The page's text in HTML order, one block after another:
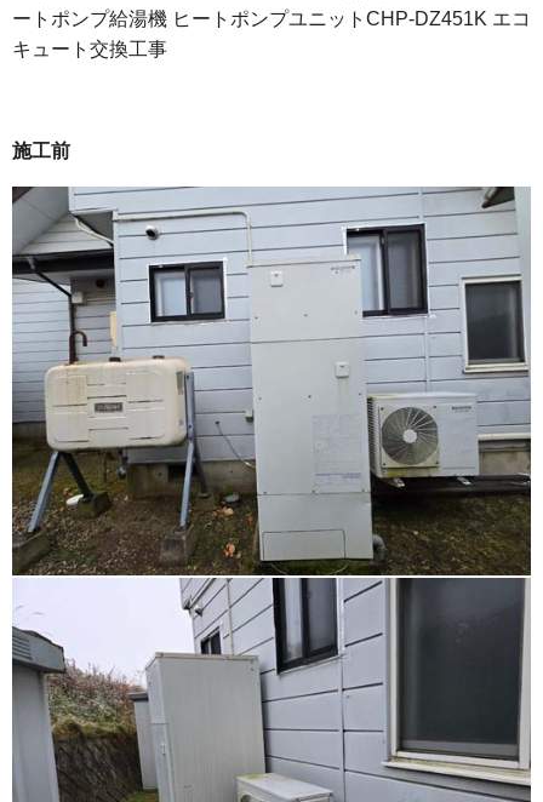
ートポンプ給湯機 ヒートポンプユニットCHP-DZ451K エコ
キュート交換工事
施工前